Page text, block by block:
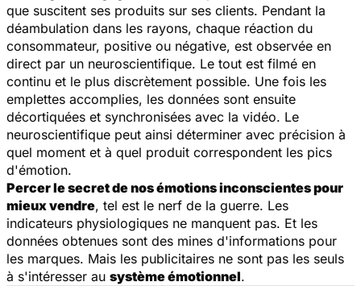
que suscitent ses produits sur ses clients. Pendant la
déambulation dans les rayons, chaque réaction du
consommateur, positive ou négative, est observée en
direct par un neuroscientifique. Le tout est filmé en
continu et le plus discrètement possible. Une fois les
emplettes accomplies, les données sont ensuite
décortiquées et synchronisées avec la vidéo. Le
neuroscientifique peut ainsi déterminer avec précision à
quel moment et à quel produit correspondent les pics
d'émotion.
Percer le secret de nos émotions inconscientes pour
mieux vendre, tel est le nerf de la guerre. Les
indicateurs physiologiques ne manquent pas. Et les
données obtenues sont des mines d'informations pour
les marques. Mais les publicitaires ne sont pas les seuls
à s'intéresser au système émotionnel.